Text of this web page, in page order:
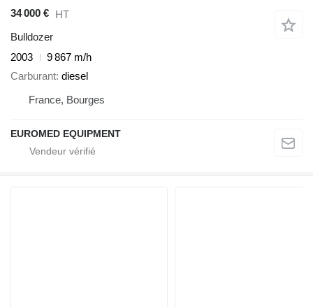
34 000 € HT
Bulldozer
2003
9 867 m/h
Carburant diesel
France, Bourges
EUROMED EQUIPMENT